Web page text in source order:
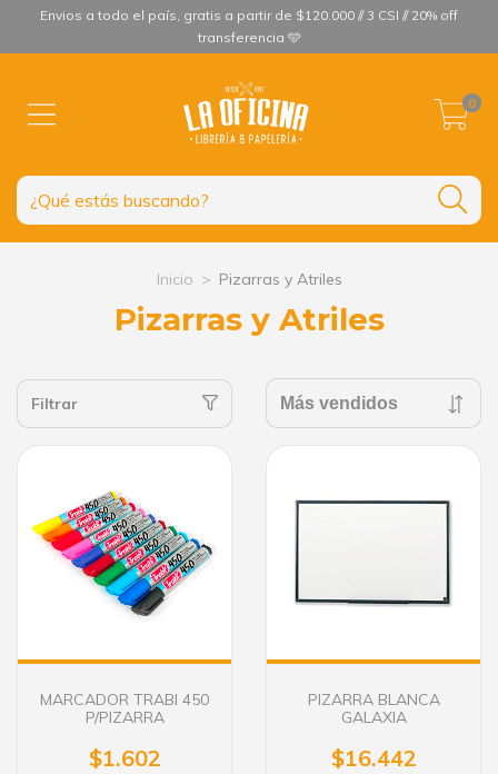
Envios a todo el país, gratis a partir de $120.000 // 3 CSI // 20% off
transferencia 🩵
0
Inicio > Pizarras y Atriles
Pizarras y Atriles
Filtrar
MARCADOR TRABI 450
P/PIZARRA
$1.602
PIZARRA BLANCA
GALAXIA
$16.442